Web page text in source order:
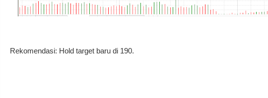
Rekomendasi: Hold target baru di 190.